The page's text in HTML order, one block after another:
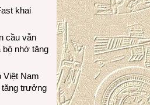
khai
cầu vẫn
bộ nhớ tăng
Việt Nam
tăng trưởng